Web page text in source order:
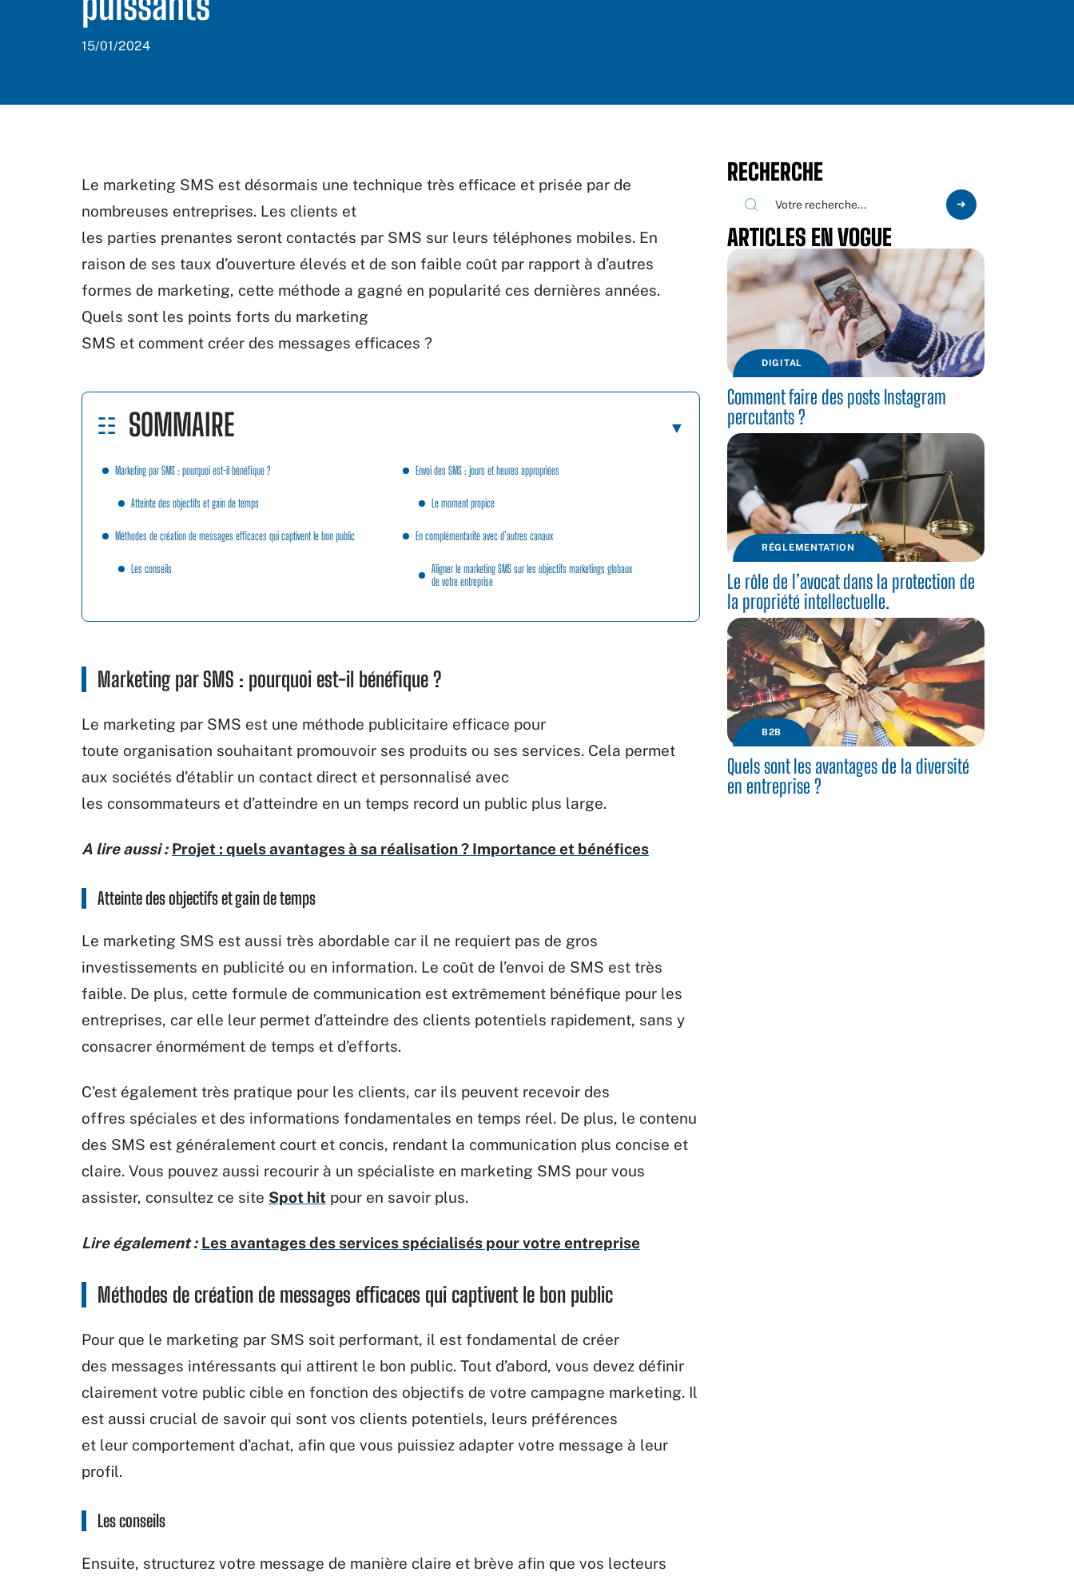
15/01/2024
Le marketing SMS est désormais une technique très efficace et prisée par de
nombreuses entreprises. Les clients et
les parties prenantes seront contactés par SMS sur leurs téléphones mobiles. En
raison de ses taux d’ouverture élevés et de son faible coût par rapport à d’autres
formes de marketing, cette méthode a gagné en popularité ces dernières années.
Quels sont les points forts du marketing
SMS et comment créer des messages efficaces ?
SOMMAIRE
Marketing par SMS : pourquoi est-il bénéfique ?
Atteinte des objectifs et gain de temps
Méthodes de création de messages efficaces qui captivent le bon public
Les conseils
Envoi des SMS : jours et heures appropriées
Le moment propice
En complémentarité avec d’autres canaux
Aligner le marketing SMS sur les objectifs marketings globaux
de votre entreprise
Marketing par SMS : pourquoi est-il bénéfique?
Le marketing par SMS est une méthode publicitaire efficace pour
toute organisation souhaitant promouvoir ses produits ou ses services. Cela permet
aux sociétés d’établir un contact direct et personnalisé avec
les consommateurs et d’atteindre en un temps record un public plus large.
A lire aussi : Projet : quels avantages à sa réalisation ? Importance et bénéfices
Atteinte des objectifs et gain de temps
Le marketing SMS est aussi très abordable car il ne requiert pas de gros
investissements en publicité ou en information. Le coût de l’envoi de SMS est très
faible. De plus, cette formule de communication est extrêmement bénéfique pour les
entreprises, car elle leur permet d’atteindre des clients potentiels rapidement, sans y
consacrer énormément de temps et d’efforts.
C’est également très pratique pour les clients, car ils peuvent recevoir des
offres spéciales et des informations fondamentales en temps réel. De plus, le contenu
des SMS est généralement court et concis, rendant la communication plus concise et
claire. Vous pouvez aussi recourir à un spécialiste en marketing SMS pour vous
assister, consultez ce site Spot hit pour en savoir plus.
Lire également : Les avantages des services spécialisés pour votre entreprise
Méthodes de création de messages efficaces qui captivent le bon public
Pour que le marketing par SMS soit performant, il est fondamental de créer
des messages intéressants qui attirent le bon public. Tout d’abord, vous devez définir
clairement votre public cible en fonction des objectifs de votre campagne marketing. Il
est aussi crucial de savoir qui sont vos clients potentiels, leurs préférences
et leur comportement d’achat, afin que vous puissiez adapter votre message à leur
profil.
Les conseils
Ensuite, structurez votre message de manière claire et brève afin que vos lecteurs
RECHERCHE
ARTICLES EN VOGUE
DIGITAL
Comment faire des posts Instagram
percutants ?
RÉGLEMENTATION
Le rôle de l’avocat dans la protection de
la propriété intellectuelle.
B2B
Quels sont les avantages de la diversité
en entreprise ?